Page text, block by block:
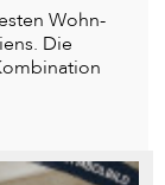
Wohn-
Die